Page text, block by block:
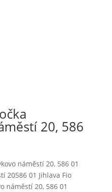
20, 586
náměstí 20, 586 01
20586 01 Jihlava Fio
náměstí 20, 586 01